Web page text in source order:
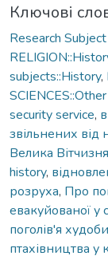
Ключові
Research
subjects::History,
security service,
звільнених від
Велика
history,
розруха, Про
евакуйованої у
поголів'я
птахівництва у